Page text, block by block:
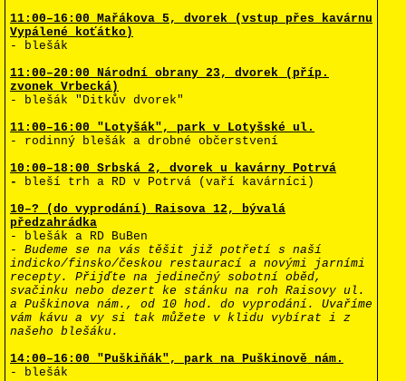
11:00–16:00 Mařákova 5, dvorek (vstup přes kavárnu
Vypálené koťátko)
- blešák
11:00–20:00 Národní obrany 23, dvorek (příp.
zvonek Vrbecká)
- blešák "Ditkův dvorek"
11:00–16:00 "Lotyšák", park v Lotyšské ul.
- rodinný blešák a drobné občerstvení
10:00–18:00 Srbská 2, dvorek u kavárny Potrvá
- bleší trh a RD v Potrvá (vaří kavárníci)
10–? (do vyprodání) Raisova 12, bývalá
předzahrádka
- blešák a RD BuBen
- Budeme se na vás těšit již potřetí s naší
indicko/finsko/českou restaurací a novými jarními
recepty. Přijďte na jedinečný sobotní oběd,
svačinku nebo dezert ke stánku na roh Raisovy ul.
a Puškinova nám., od 10 hod. do vyprodání. Uvaříme
vám kávu a vy si tak můžete v klidu vybírat i z
našeho blešáku.
14:00–16:00 "Puškiňák", park na Puškinově nám.
- blešák